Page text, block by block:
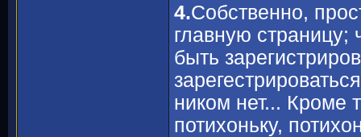
4.Собственно,
главную страницу;
быть
ником нет... Кроме
потихоньку,